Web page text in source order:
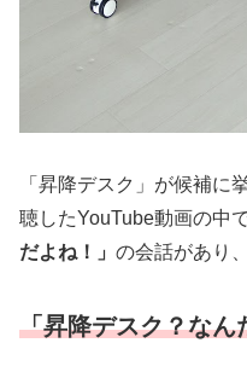
「昇降デスク」が候補に
聴したYouTube動画の中
だよね！」 の会話があり、
「昇降デスク？なん